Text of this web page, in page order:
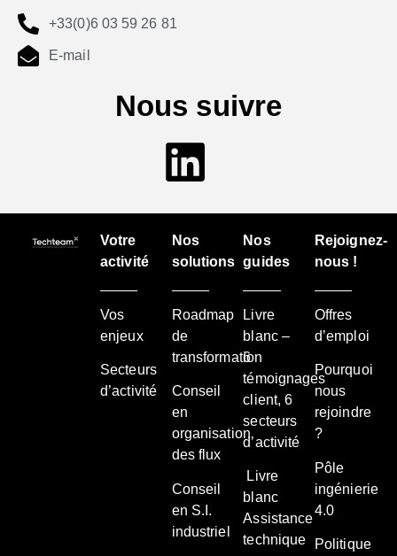
+33(0)6 03 59 26 81
E-mail
Nous suivre
Votre
activité
Vos
enjeux
Secteurs
d’activité
Nos
solutions
Roadmap
de
transformation
Conseil
en
organisation
des flux
Conseil
en S.I.
industriel
Nos
guides
Livre
blanc –
6
témoignages
client, 6
secteurs
d’activité
Livre
blanc
Assistance
technique
Rejoignez-
nous !
Offres
d’emploi
Pourquoi
nous
rejoindre
?
Pôle
ingénierie
4.0
Politique